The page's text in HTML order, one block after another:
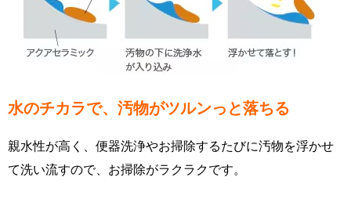
水のチカラで、汚物がツルンっと落ちる
親水性が高く、便器洗浄やお掃除するたびに汚物を浮かせ
て洗い流すので、お掃除がラクラクです。